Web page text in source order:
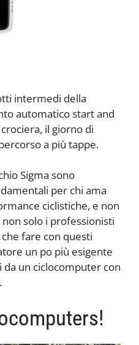
intermedi della
automatico start and
il giorno di
a più tappe.
Sigma sono
per chi ama
ciclistiche, e non
solo i professionisti
fare con questi
un po più esigente
da un ciclocomputer con